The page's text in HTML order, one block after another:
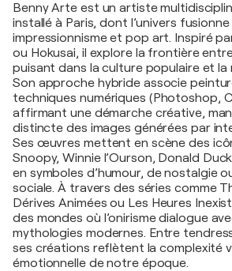
Benny Arte est un artiste
installé à Paris, dont l’univers
impressionnisme et pop art. Inspiré
ou Hokusai, il explore la frontière
puisant dans la culture populaire et la
Son approche hybride associe
techniques numériques (Photoshop,
affirmant une démarche créative,
distincte des images générées par
Ses œuvres mettent en scène des
Snoopy, Winnie l’Ourson, Donald
en symboles d’humour, de nostalgie
sociale. À travers des séries comme
Dérives Animées ou Les Heures
des mondes où l’onirisme dialogue
mythologies modernes. Entre
ses créations reflètent la complexité
émotionnelle de notre époque.